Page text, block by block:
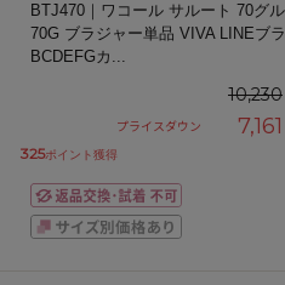
BTJ470｜ワコール サルート 70グ
70G ブラジャー単品 VIVA LINEブラ
BCDEFGカ ...
10,230
プライスダウン
7,161
325ポイント獲得